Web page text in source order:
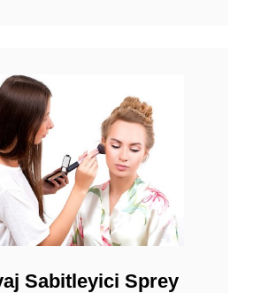
Sabitleyici Sprey